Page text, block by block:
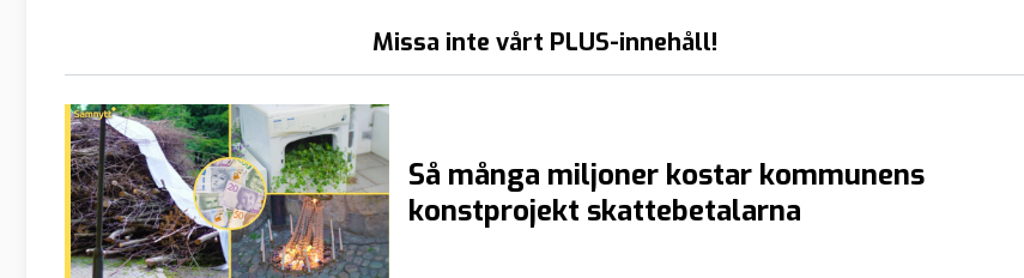
Missa inte vårt PLUS-innehåll!
Så många miljoner kostar kommunens
konstprojekt skattebetalarna